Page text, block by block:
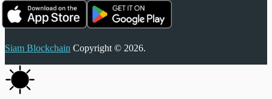
Siam Blockchain Copyright © 2026.